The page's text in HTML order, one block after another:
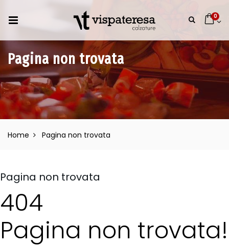
0
Pagina non trovata
Home Pagina non trovata
Pagina non trovata
404
Pagina non trovata!